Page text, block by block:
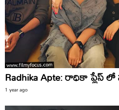
Radhika Apte: రాధికా ప్లేస్ లో
1 year ago